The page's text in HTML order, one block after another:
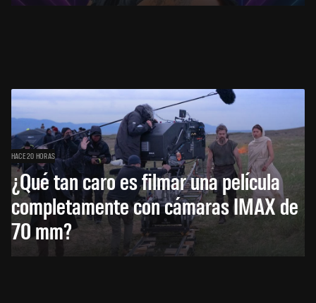
HACE 20 HORAS
¿Qué tan caro es filmar una película
completamente con cámaras IMAX de
70 mm?